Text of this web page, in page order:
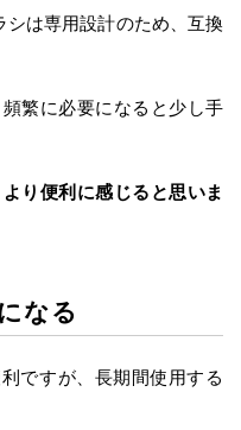
シは専用設計のため、互換
繁に必要になると少し手
り便利に感じると思いま
なる
ですが、長期間使用する